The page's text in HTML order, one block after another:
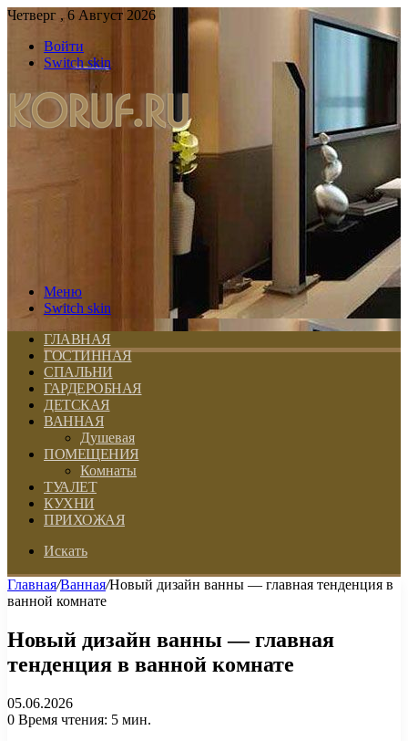
Четверг , 6 Август 2026
Войти
Switch skin
Меню
Switch skin
ГЛАВНАЯ
ГОСТИННАЯ
СПАЛЬНИ
ГАРДЕРОБНАЯ
ДЕТСКАЯ
ВАННАЯ
Душевая
ПОМЕЩЕНИЯ
Комнаты
ТУАЛЕТ
КУХНИ
ПРИХОЖАЯ
Искать
Главная/Ванная/Новый дизайн ванны — главная тенденция в
ванной комнате
Новый дизайн ванны — главная
тенденция в ванной комнате
05.06.2026
0 Время чтения: 5 мин.